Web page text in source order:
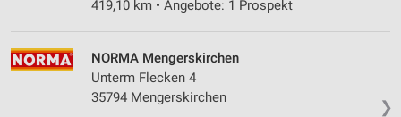
419,10 km • Angebote: 1 Prospekt
❯
NORMA Mengerskirchen
Unterm Flecken 4
35794 Mengerskirchen